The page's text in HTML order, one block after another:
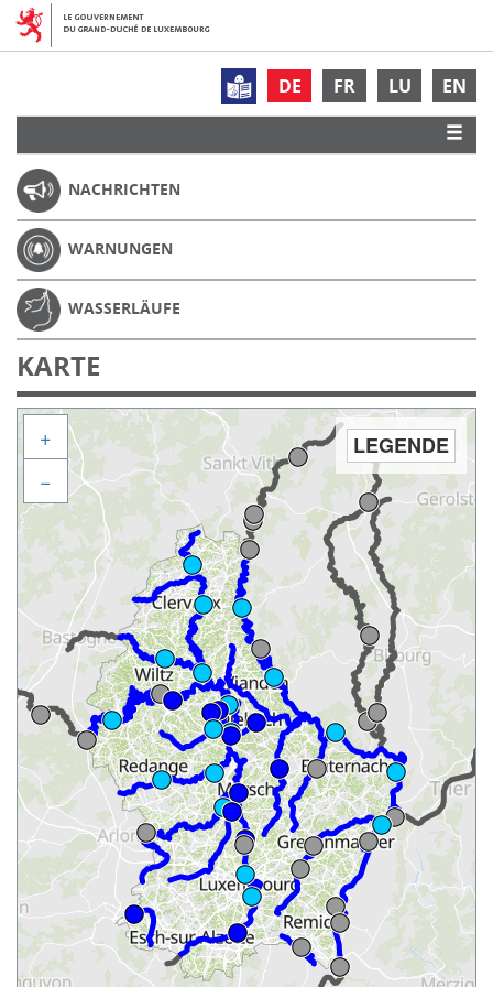
DE FR LU EN
NACHRICHTEN
WARNUNGEN
WASSERLÄUFE
KARTE
LEGENDE
+
−